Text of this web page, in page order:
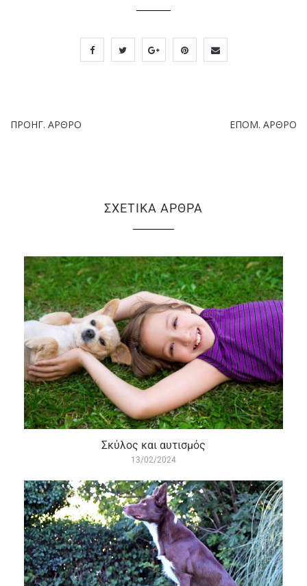
ΠΡΟΗΓ. ΆΡΘΡΟ ΕΠΌΜ. ΆΡΘΡΟ
ΣΧΕΤΙΚΆ ΆΡΘΡΑ
Σκύλος και αυτισμός
13/02/2024